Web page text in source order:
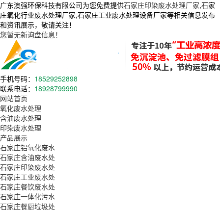
广东澳强环保科技有限公司为您免费提供石家庄印染废水处理厂家,石家
庄氧化行业废水处理厂家,石家庄工业废水处理设备厂家等相关信息发布
和资讯展示，敬请关注！
您暂无新询盘信息！
手机号码： 18529252898
联系电话： 18928799990
网站首页
氧化废水处理
含油废水处理
印染废水处理
产品展示
石家庄铝氧化废水
石家庄含油废水处
石家庄印染废水处
石家庄工业废水处
石家庄餐饮废水处
石家庄一体化污水
石家庄餐厨垃圾处